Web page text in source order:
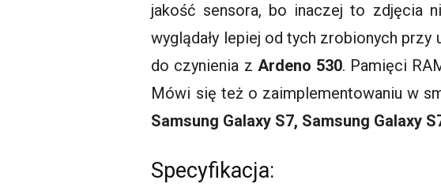
jakość sensora, bo inaczej to zdjęcia
wyglądały lepiej od tych zrobionych
do czynienia z Ardeno 530. Pamięci
Mówi się też o zaimplementowaniu w
Samsung Galaxy S7, Samsung Galaxy
Specyfikacja: